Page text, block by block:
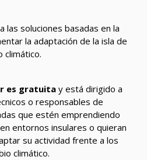
las soluciones basadas en la
la adaptación de la isla de
climático.
es gratuita y está dirigido a
o responsables de
que estén emprendiendo
entornos insulares o quieran
su actividad frente a los
climático.